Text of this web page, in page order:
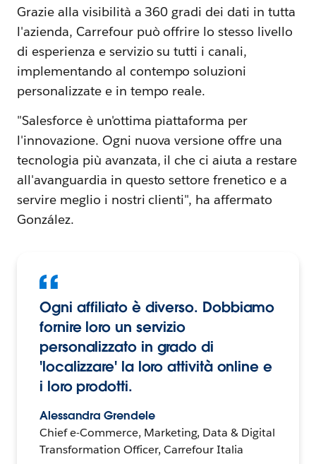
Grazie alla visibilità a 360 gradi dei dati in tutta
l'azienda, Carrefour può offrire lo stesso livello
di esperienza e servizio su tutti i canali,
implementando al contempo soluzioni
personalizzate e in tempo reale.
"Salesforce è un'ottima piattaforma per
l'innovazione. Ogni nuova versione offre una
tecnologia più avanzata, il che ci aiuta a restare
all'avanguardia in questo settore frenetico e a
servire meglio i nostri clienti", ha affermato
González.
Ogni affiliato è diverso. Dobbiamo
fornire loro un servizio
personalizzato in grado di
'localizzare' la loro attività online e
i loro prodotti.
Alessandra Grendele
Chief e-Commerce, Marketing, Data & Digital
Transformation Officer, Carrefour Italia